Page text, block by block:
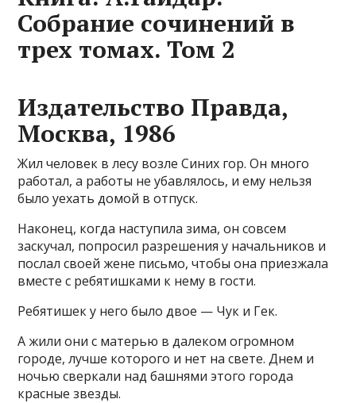
Собрание сочинений в
трех томах. Том 2
Издательство Правда,
Москва, 1986
Жил человек в лесу возле Синих гор. Он много
работал, а работы не убавлялось, и ему нельзя
было уехать домой в отпуск.
Наконец, когда наступила зима, он совсем
заскучал, попросил разрешения у начальников и
послал своей жене письмо, чтобы она приезжала
вместе с ребятишками к нему в гости.
Ребятишек у него было двое — Чук и Гек.
А жили они с матерью в далеком огромном
городе, лучше которого и нет на свете. Днем и
ночью сверкали над башнями этого города
красные звезды.